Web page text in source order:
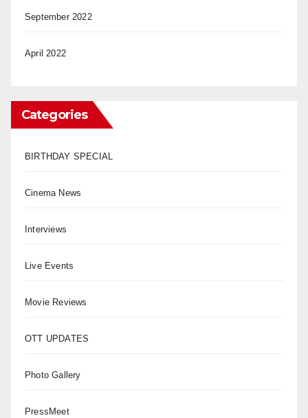
September 2022
April 2022
Categories
BIRTHDAY SPECIAL
Cinema News
Interviews
Live Events
Movie Reviews
OTT UPDATES
Photo Gallery
PressMeet